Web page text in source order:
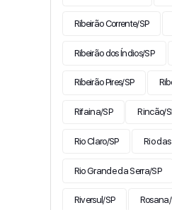
Ribeirão Corrente/SP
Ribeirão dos Índios/SP
Ribeirão Pires/SP
Rifaina/SP Rincão/
Rio Claro/SP Rio
Rio Grande da Serra/SP
Riversul/SP Rosana/